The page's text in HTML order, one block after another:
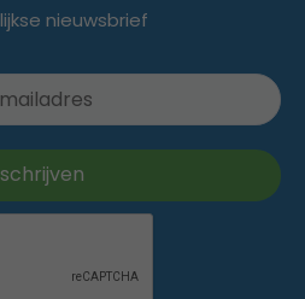
nieuwsbrief